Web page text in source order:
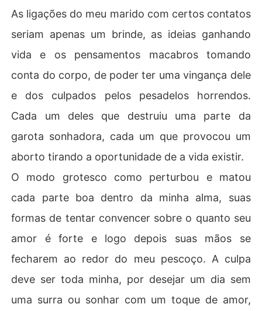
As ligações do meu marido com certos contatos
seriam apenas um brinde, as ideias ganhando
vida e os pensamentos macabros tomando
conta do corpo, de poder ter uma vingança dele
e dos culpados pelos pesadelos horrendos.
Cada um deles que destruiu uma parte da
garota sonhadora, cada um que provocou um
aborto tirando a oportunidade de a vida existir.
O modo grotesco como perturbou e matou
cada parte boa dentro da minha alma, suas
formas de tentar convencer sobre o quanto seu
amor é forte e logo depois suas mãos se
fecharem ao redor do meu pescoço. A culpa
deve ser toda minha, por desejar um dia sem
uma surra ou sonhar com um toque de amor,